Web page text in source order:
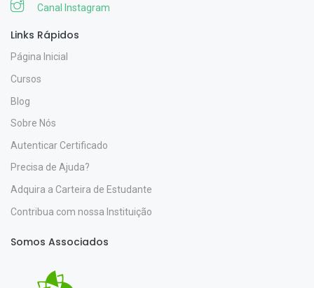
Canal Instagram
Links Rápidos
Página Inicial
Cursos
Blog
Sobre Nós
Autenticar Certificado
Precisa de Ajuda?
Adquira a Carteira de Estudante
Contribua com nossa Instituição
Somos Associados